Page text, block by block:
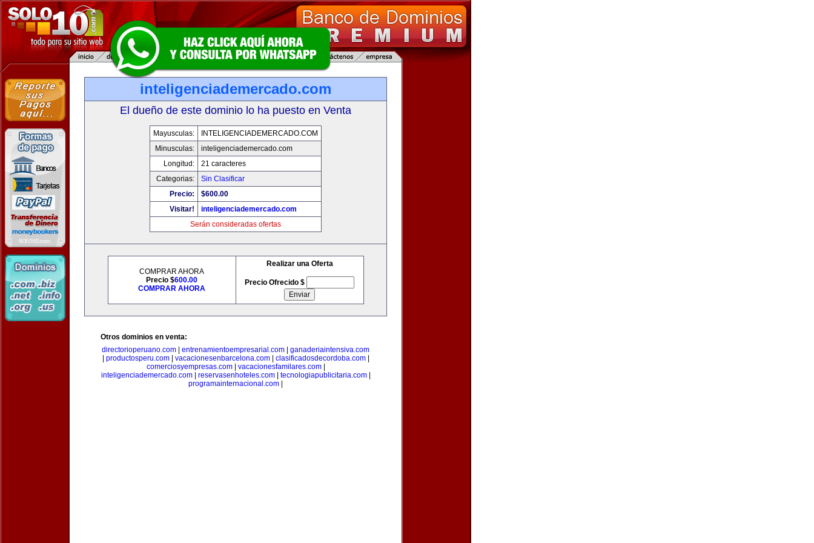
inteligenciademercado.com
El dueño de este dominio lo ha puesto en Venta
Mayusculas:
INTELIGENCIADEMERCADO.COM
Minusculas:
inteligenciademercado.com
Longitud:
21 caracteres
Categorias:
Sin Clasificar
Precio:
$600.00
Visitar!
inteligenciademercado.com
Serán consideradas ofertas
COMPRAR AHORA
Precio $600.00
COMPRAR AHORA
Realizar una Oferta
Precio Ofrecido $
Otros dominios en venta:
directorioperuano.com
entrenamientoempresarial.com
ganaderiaintensiva.com
productosperu.com| vacacionesenbarcelona.com| clasificadosdecordoba.com|
comerciosyempresas.com| vacacionesfamilares.com|
inteligenciademercado.com| reservasenhoteles.com| tecnologiapublicitaria.com|
programainternacional.com